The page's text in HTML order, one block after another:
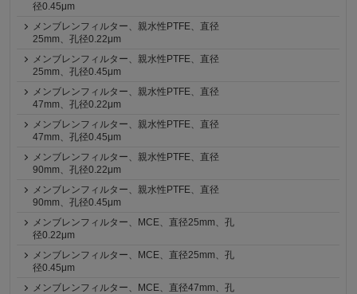
径0.45μm
メンブレンフィルター、親水性PTFE、直径
25mm、孔径0.22μm
メンブレンフィルター、親水性PTFE、直径
25mm、孔径0.45μm
メンブレンフィルター、親水性PTFE、直径
47mm、孔径0.22μm
メンブレンフィルター、親水性PTFE、直径
47mm、孔径0.45μm
メンブレンフィルター、親水性PTFE、直径
90mm、孔径0.22μm
メンブレンフィルター、親水性PTFE、直径
90mm、孔径0.45μm
メンブレンフィルター、MCE、直径25mm、孔
径0.22μm
メンブレンフィルター、MCE、直径25mm、孔
径0.45μm
メンブレンフィルター、MCE、直径47mm、孔